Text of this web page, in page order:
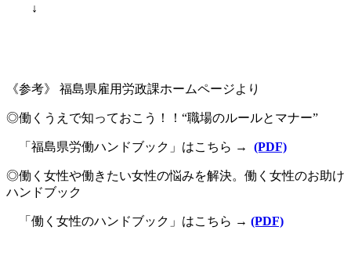
↓
《参考》 福島県雇用労政課ホームページより
◎働くうえで知っておこう！！ “職場のルールとマナー”
「福島県労働ハンドブック」はこちら → (PDF)
◎働く女性や働きたい女性の悩みを解決。働く女性のお助け
ハンドブック
「働く女性のハンドブック」はこちら → (PDF)